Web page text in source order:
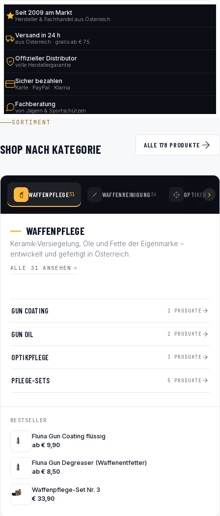
Seit 2009 am Markt
Hersteller & Fachhandel aus Österreich
Versand in 24 h
aus Österreich · gratis ab € 75
Offizieller Distributor
volle Herstellergarantie
Sicher bezahlen
Karte · PayPal · Klarna
Fachberatung
von Jägern & Sportschützen
SORTIMENT
SHOP NACH KATEGORIE ALLE 178 PRODUKTE
WAFFENPFLEGE31 WAFFENREINIGUNG36 OPTIKEN 77
WAFFENPFLEGE
Keramik-Versiegelung, Öle und Fette der Eigenmarke –
entwickelt und gefertigt in Österreich.
ALLE 31 ANSEHEN
GUN COATING 2 PRODUKTE
GUN OIL 2 PRODUKTE
OPTIKPFLEGE 3 PRODUKTE
PFLEGE-SETS 5 PRODUKTE
BESTSELLER
Fluna Gun Coating flüssig
ab € 9,90
Fluna Gun Degreaser (Waffenentfetter)
ab € 8,50
Waffenpflege-Set Nr. 3
€ 33,90